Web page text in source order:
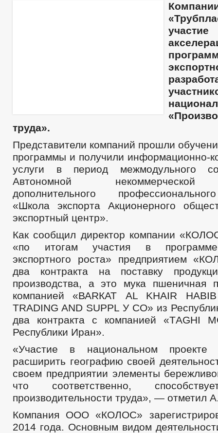
труда».
Представители компаний прошли
программы и получили информационно-
услуги в период межмодульного
Автономной некоммерческой
дополнительного
«Школа экспорта Акционерного
экспортный центр».
Как сообщил директор компании
«по итогам участия в программе
экспортного роста» предприятием
два контракта на поставку
производства, а это мука пшеничная
компанией «ВАRКАТ AL KHAIR
TRADING AND SUPPL У СО» из
два контракта с компанией «ТAGHI
Республики Иран».
«Участие в национальном проекте
расширить географию своей
своем предприятии элементы
что соответственно,
производительности труда», — отметил
Компания ООО «КОЛОС»
2014 года. Основным видом